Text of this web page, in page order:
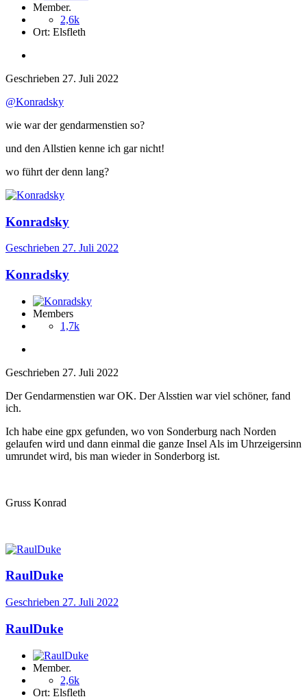
Member.
2,6k
Ort: Elsfleth
Geschrieben 27. Juli 2022
@Konradsky
wie war der gendarmenstien so?
und den Allstien kenne ich gar nicht!
wo führt der denn lang?
Konradsky
Geschrieben 27. Juli 2022
Konradsky
Members
1,7k
Geschrieben 27. Juli 2022
Der Gendarmenstien war OK. Der Alsstien war viel schöner, fand
ich.
Ich habe eine gpx gefunden, wo von Sonderburg nach Norden
gelaufen wird und dann einmal die ganze Insel Als im Uhrzeigersinn
umrundet wird, bis man wieder in Sonderborg ist.
Gruss Konrad
RaulDuke
Geschrieben 27. Juli 2022
RaulDuke
Member.
2,6k
Ort: Elsfleth